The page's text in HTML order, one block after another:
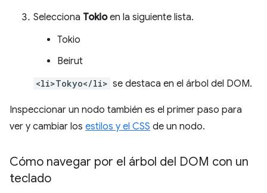
Selecciona Tokioen la siguiente lista.
Tokio
Beirut
<li>Tokyo</li> se destaca en el árbol del DOM.
Inspeccionar un nodo también es el primer paso para
ver y cambiar los estilos y el CSS de un nodo.
Cómo navegar por el árbol del DOM con un
teclado